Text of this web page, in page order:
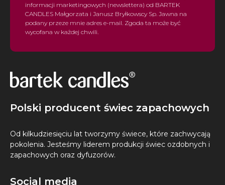
informacji marketingowych (newslettera) od BARTEK
CANDLES Małgorzata i Janusz Bryłkowscy Sp. Jawna na
podany przeze mnie adres e-mail. Zgoda ta może być
wycofana w każdej chwili.
Polski producent świec zapachowych
Od kilkudziesięciu lat tworzymy świece, które zachwycają
pokolenia. Jesteśmy liderem produkcji świec ozdobnych i
zapachowych oraz dyfuzorów.
Social media